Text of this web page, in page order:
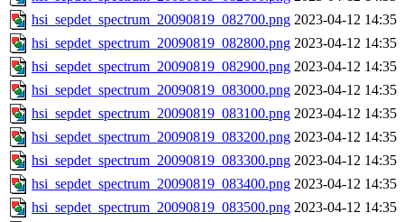
hsi_sepdet_spectrum_20090819_082700.png 2023-04-12 14:35
hsi_sepdet_spectrum_20090819_082800.png 2023-04-12 14:35
hsi_sepdet_spectrum_20090819_082900.png 2023-04-12 14:35
hsi_sepdet_spectrum_20090819_083000.png 2023-04-12 14:35
hsi_sepdet_spectrum_20090819_083100.png 2023-04-12 14:35
hsi_sepdet_spectrum_20090819_083200.png 2023-04-12 14:35
hsi_sepdet_spectrum_20090819_083300.png 2023-04-12 14:35
hsi_sepdet_spectrum_20090819_083400.png 2023-04-12 14:35
hsi_sepdet_spectrum_20090819_083500.png 2023-04-12 14:35